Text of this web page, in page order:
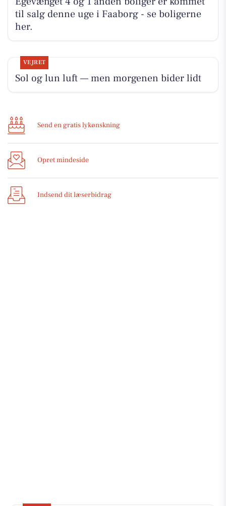
til salg denne uge i Faaborg - se boligerne
her.
VEJRET
Sol og lun luft — men morgenen bider lidt
Send en gratis lykønskning
Opret mindeside
Indsend dit læserbidrag